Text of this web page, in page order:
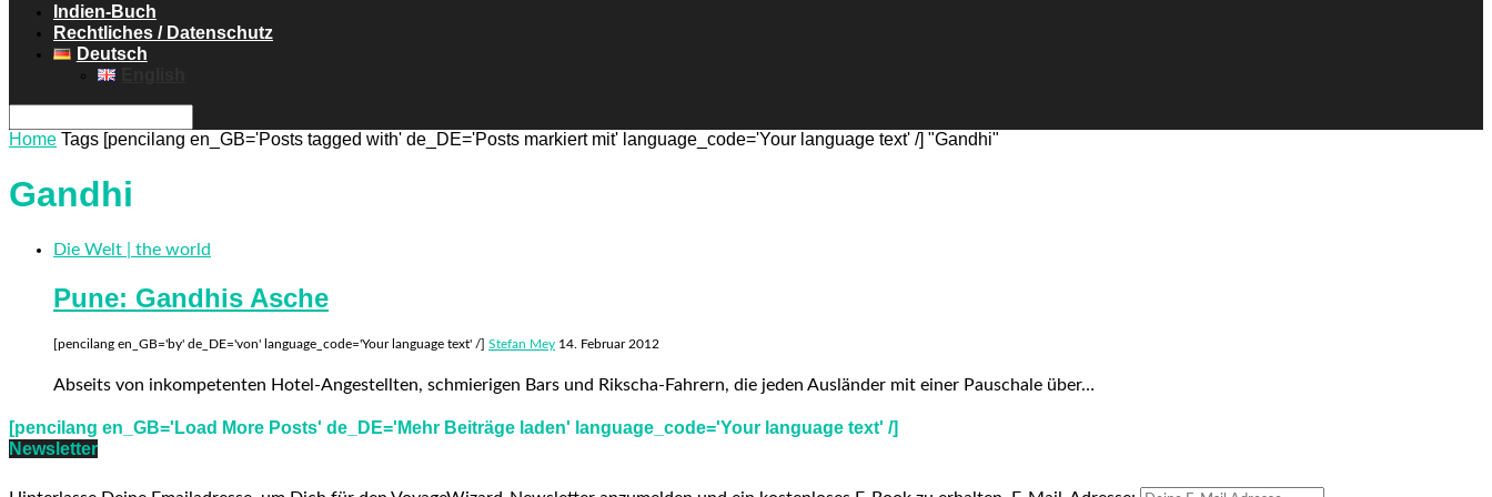
Indien-Buch
Rechtliches / Datenschutz
Deutsch
Home Tags [pencilang en_GB='Posts tagged with' de_DE='Posts markiert mit' language_code='Your language text' /] "Gandhi"
Gandhi
Die Welt | the world
Pune: Gandhis Asche
[pencilang en_GB='by' de_DE='von' language_code='Your language text' /] Stefan Mey 14. Februar 2012
Abseits von inkompetenten Hotel-Angestellten, schmierigen Bars und Rikscha-Fahrern, die jeden Ausländer mit einer Pauschale über…
[pencilang en_GB='Load More Posts' de_DE='Mehr Beiträge laden' language_code='Your language text' /]
Newsletter